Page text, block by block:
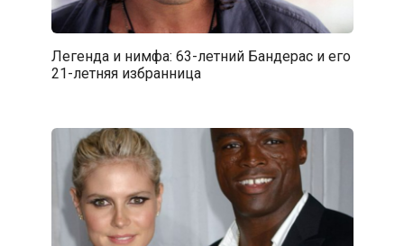
Легенда и нимфа: 63-летний Бандерас и его
21-летняя избранница